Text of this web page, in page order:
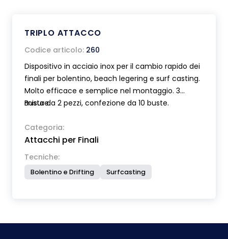
TRIPLO ATTACCO
Codice articolo: 260
Dispositivo in acciaio inox per il cambio rapido dei
finali per bolentino, beach legering e surf casting.
Molto efficace e semplice nel montaggio. 3
misure.
Busta da 2 pezzi, confezione da 10 buste.
Categoria:
Attacchi per Finali
Tecniche:
Bolentino e Drifting Surfcasting